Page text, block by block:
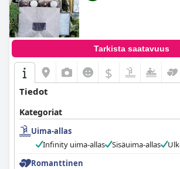
Tarkista saatavuus
$
Tiedot
Kategoriat
Uima-allas
Infinity uima-allas
Sisäuima-allas
Romanttinen